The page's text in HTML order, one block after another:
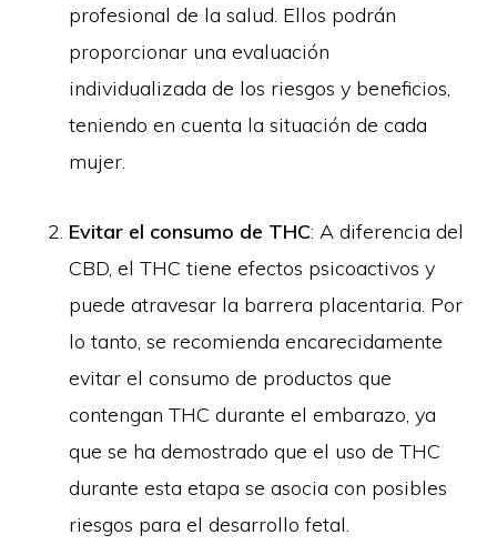
profesional de la salud. Ellos podrán
proporcionar una evaluación
individualizada de los riesgos y beneficios,
teniendo en cuenta la situación de cada
mujer.
Evitar el consumo de THC: A diferencia del
CBD, el THC tiene efectos psicoactivos y
puede atravesar la barrera placentaria. Por
lo tanto, se recomienda encarecidamente
evitar el consumo de productos que
contengan THC durante el embarazo, ya
que se ha demostrado que el uso de THC
durante esta etapa se asocia con posibles
riesgos para el desarrollo fetal.